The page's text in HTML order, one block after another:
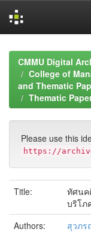
navigationCMMU Digital
College of
and Thematic
Thematic
Please use this
https://
Title:
ทัศนค
บริโภ
Authors:
สุวภร